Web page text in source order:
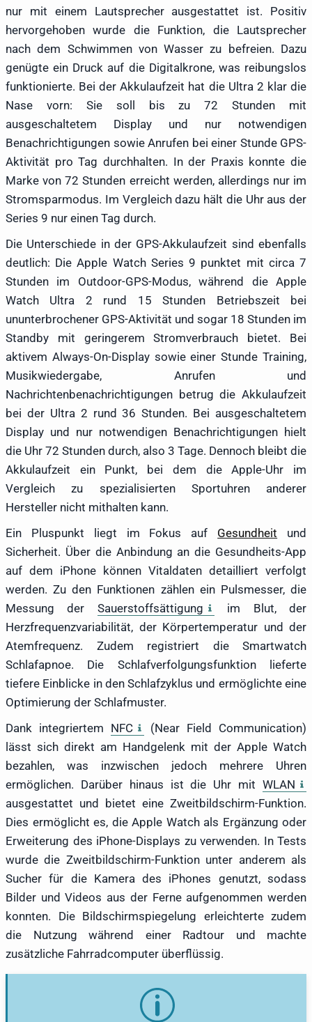
nur mit einem Lautsprecher ausgestattet ist. Positiv
hervorgehoben wurde die Funktion, die Lautsprecher
nach dem Schwimmen von Wasser zu befreien. Dazu
genügte ein Druck auf die Digitalkrone, was reibungslos
funktionierte. Bei der Akkulaufzeit hat die Ultra 2 klar die
Nase vorn: Sie soll bis zu 72 Stunden mit
ausgeschaltetem Display und nur notwendigen
Benachrichtigungen sowie Anrufen bei einer Stunde GPS-
Aktivität pro Tag durchhalten. In der Praxis konnte die
Marke von 72 Stunden erreicht werden, allerdings nur im
Stromsparmodus. Im Vergleich dazu hält die Uhr aus der
Series 9 nur einen Tag durch.
Die Unterschiede in der GPS-Akkulaufzeit sind ebenfalls
deutlich: Die Apple Watch Series 9 punktet mit circa 7
Stunden im Outdoor-GPS-Modus, während die Apple
Watch Ultra 2 rund 15 Stunden Betriebszeit bei
ununterbrochener GPS-Aktivität und sogar 18 Stunden im
Standby mit geringerem Stromverbrauch bietet. Bei
aktivem Always-On-Display sowie einer Stunde Training,
Musikwiedergabe, Anrufen und
Nachrichtenbenachrichtigungen betrug die Akkulaufzeit
bei der Ultra 2 rund 36 Stunden. Bei ausgeschaltetem
Display und nur notwendigen Benachrichtigungen hielt
die Uhr 72 Stunden durch, also 3 Tage. Dennoch bleibt die
Akkulaufzeit ein Punkt, bei dem die Apple-Uhr im
Vergleich zu spezialisierten Sportuhren anderer
Hersteller nicht mithalten kann.
Ein Pluspunkt liegt im Fokus auf Gesundheit und
Sicherheit. Über die Anbindung an die Gesundheits-App
auf dem iPhone können Vitaldaten detailliert verfolgt
werden. Zu den Funktionen zählen ein Pulsmesser, die
Messung der Sauerstoffsättigung
im Blut, der
Herzfrequenzvariabilität, der Körpertemperatur und der
Atemfrequenz. Zudem registriert die Smartwatch
Schlafapnoe. Die Schlafverfolgungsfunktion lieferte
tiefere Einblicke in den Schlafzyklus und ermöglichte eine
Optimierung der Schlafmuster.
Dank integriertem NFC
(Near Field Communication)
lässt sich direkt am Handgelenk mit der Apple Watch
bezahlen, was inzwischen jedoch mehrere Uhren
ermöglichen. Darüber hinaus ist die Uhr mit WLAN
ausgestattet und bietet eine Zweitbildschirm-Funktion.
Dies ermöglicht es, die Apple Watch als Ergänzung oder
Erweiterung des iPhone-Displays zu verwenden. In Tests
wurde die Zweitbildschirm-Funktion unter anderem als
Sucher für die Kamera des iPhones genutzt, sodass
Bilder und Videos aus der Ferne aufgenommen werden
konnten. Die Bildschirmspiegelung erleichterte zudem
die Nutzung während einer Radtour und machte
zusätzliche Fahrradcomputer überflüssig.